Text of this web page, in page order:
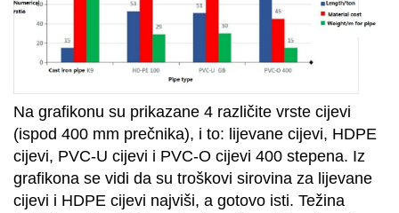
Na grafikonu su prikazane 4 različite vrste cijevi
(ispod 400 mm prečnika), i to: lijevane cijevi, HDPE
cijevi, PVC-U cijevi i PVC-O cijevi 400 stepena. Iz
grafikona se vidi da su troškovi sirovina za lijevane
cijevi i HDPE cijevi najviši, a gotovo isti. Težina